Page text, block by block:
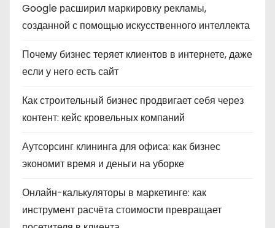
Google расширил маркировку рекламы,
созданной с помощью искусственного интеллекта
Почему бизнес теряет клиентов в интернете, даже
если у него есть сайт
Как строительный бизнес продвигает себя через
контент: кейс кровельных компаний
Аутсорсинг клининга для офиса: как бизнес
экономит время и деньги на уборке
Онлайн-калькуляторы в маркетинге: как
инструмент расчёта стоимости превращает